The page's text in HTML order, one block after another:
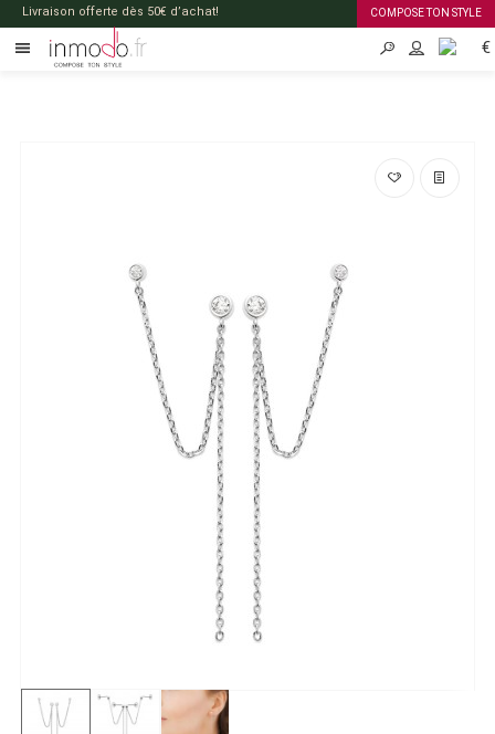
COMPOSE TON STYLE
Livraison offerte dès 50€ d’achat!
FR €